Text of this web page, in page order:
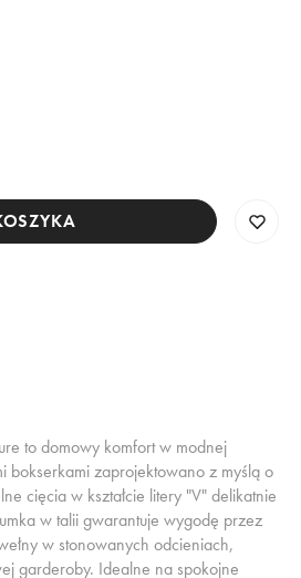
to domowy komfort w modnej
bokserkami zaprojektowano z myślą o
cięcia w kształcie litery "V" delikatnie
w talii gwarantuje wygodę przez
w stonowanych odcieniach,
garderoby. Idealne na spokojne